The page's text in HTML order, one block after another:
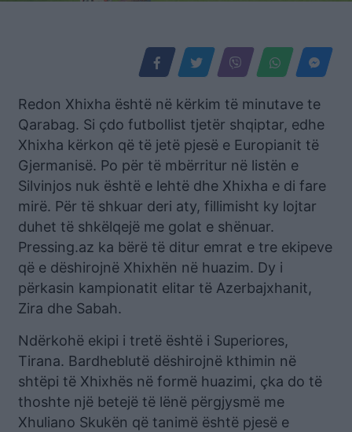
Redon Xhixha është në kërkim të minutave te
Qarabag. Si çdo futbollist tjetër shqiptar, edhe
Xhixha kërkon që të jetë pjesë e Europianit të
Gjermanisë. Po për të mbërritur në listën e
Silvinjos nuk është e lehtë dhe Xhixha e di fare
mirë. Për të shkuar deri aty, fillimisht ky lojtar
duhet të shkëlqejë me golat e shënuar.
Pressing.az ka bërë të ditur emrat e tre ekipeve
që e dëshirojnë Xhixhën në huazim. Dy i
përkasin kampionatit elitar të Azerbajxhanit,
Zira dhe Sabah.
Ndërkohë ekipi i tretë është i Superiores,
Tirana. Bardheblutë dëshirojnë kthimin në
shtëpi të Xhixhës në formë huazimi, çka do të
thoshte një betejë të lënë përgjysmë me
Xhuliano Skukën që tanimë është pjesë e